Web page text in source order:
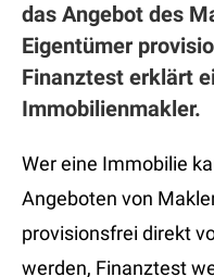
das Angebot des
Eigentümer
Finanztest erklärt
Immobilienmakler.
Wer eine Immobilie
Angeboten von
provisionsfrei direkt
werden, Finanztest